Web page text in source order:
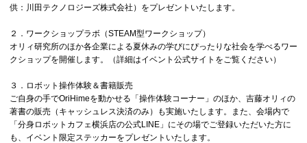
供：川田テクノロジーズ株式会社）をプレゼントいたします。
２．ワークショップラボ（STEAM型ワークショップ）
オリィ研究所のほか各企業による夏休みの学びにぴったりな社会を学べるワー
クショップを開催します。（詳細はイベント公式サイトをご覧ください）
３．ロボット操作体験＆書籍販売
ご自身の手でOriHimeを動かせる「操作体験コーナー」のほか、吉藤オリィの
著書の販売（キャッシュレス決済のみ）も実施いたします。また、会場内で
「分身ロボットカフェ横浜店の公式LINE」にその場でご登録いただいた方に
も、イベント限定ステッカーをプレゼントいたします。